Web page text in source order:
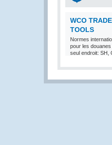
WCO TRADE
TOOLS
Normes
pour les douanes
seul endroit: SH,